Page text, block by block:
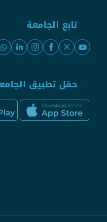
تابع الجامعة
حمّل تطبيق